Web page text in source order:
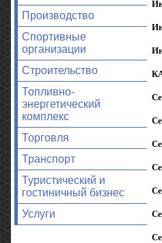
Производство
Спортивные
организации
Строительство
Топливно-
энергетический
комплекс
Торговля
Транспорт
Туристический и
гостиничный бизнес
Услуги